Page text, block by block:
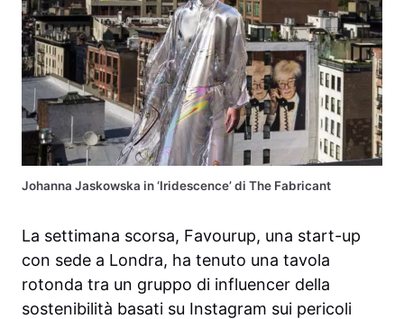
Johanna Jaskowska in ‘Iridescence’ di The Fabricant
La settimana scorsa, Favourup, una start-up
con sede a Londra, ha tenuto una tavola
rotonda tra un gruppo di influencer della
sostenibilità basati su Instagram sui pericoli